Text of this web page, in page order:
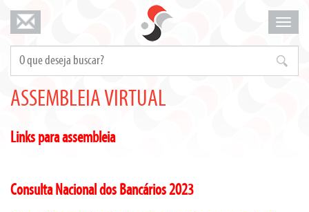
menu
ASSEMBLEIA VIRTUAL
Links para assembleia
Consulta Nacional dos Bancários 2023